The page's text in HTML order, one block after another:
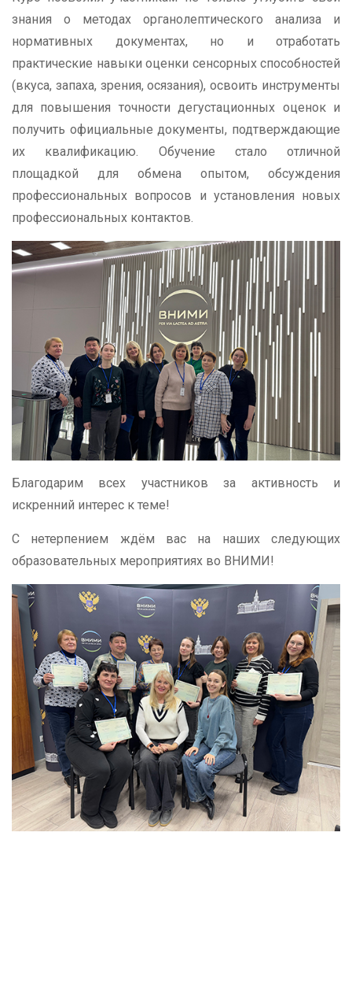
знания о методах органолептического анализа и
нормативных документах, но и отработать
практические навыки оценки сенсорных способностей
(вкуса, запаха, зрения, осязания), освоить инструменты
для повышения точности дегустационных оценок и
получить официальные документы, подтверждающие
их квалификацию. Обучение стало отличной
площадкой для обмена опытом, обсуждения
профессиональных вопросов и установления новых
профессиональных контактов.
Благодарим всех участников за активность и
искренний интерес к теме!
С нетерпением ждём вас на наших следующих
образовательных мероприятиях во ВНИМИ!